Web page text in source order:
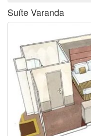
Suíte Varanda